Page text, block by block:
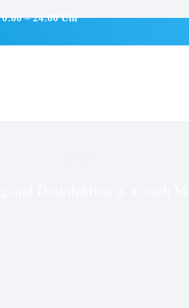
0:00 – 24:00 Uhr
und Desinfektion u. a. nach